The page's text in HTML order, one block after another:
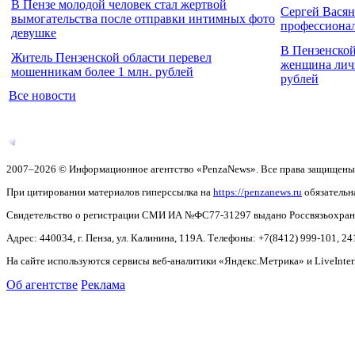
В Пензе молодой человек стал жертвой
вымогательства после отправки интимных фото
девушке
Сергей
Житель Пензенской области перевел
мошенникам более 1 млн. рублей
В
женщина
рублей
Все новости
2007–2026 © Информационное агентство «PenzaNews». Все права
При цитировании материалов гиперссылка на https://penzanews.ru
Свидетельство о регистрации СМИ ИА №ФС77-31297 выдано
Адрес: 440034, г. Пенза, ул. Калинина, 119А. Телефоны: +7(8412) 999-101,
На сайте используются сервисы веб-аналитики «Яндекс.Метрика» и
Об агентстве Реклама